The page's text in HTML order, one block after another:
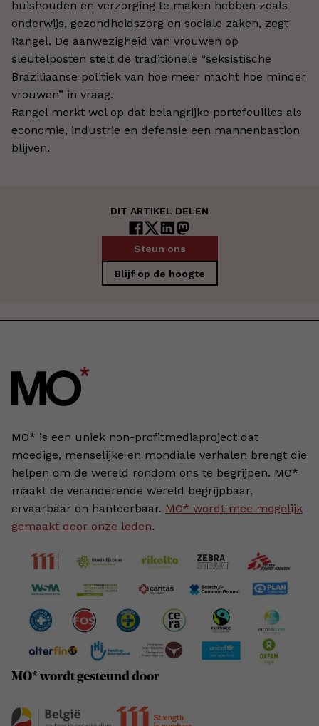
huishouden en verzorging te maken hebben zoals
onderwijs, gezondheidszorg en sociale zaken, zegt
Rangel. De aanwezigheid van vrouwen op
sleutelposten stelt de traditionele “seksistische
Braziliaanse politiek van hoe meer macht hoe minder
vrouwen” in vraag.
Rangel merkt wel op dat belangrijke portefeuilles als
economie, industrie en defensie een mannenbastion
blijven.
DIT ARTIKEL DELEN
Steun ons
Blijf op de hoogte
MO* is een uniek non-profitmediaproject dat
moedige, menselijke en mondiale verhalen brengt die
helpen om de wereld rondom ons te begrijpen. MO*
maakt de veranderende wereld begrijpbaar,
ervaarbaar en hanteerbaar. MO* wordt mee mogelijk
gemaakt door onze leden.
MO* wordt gesteund door